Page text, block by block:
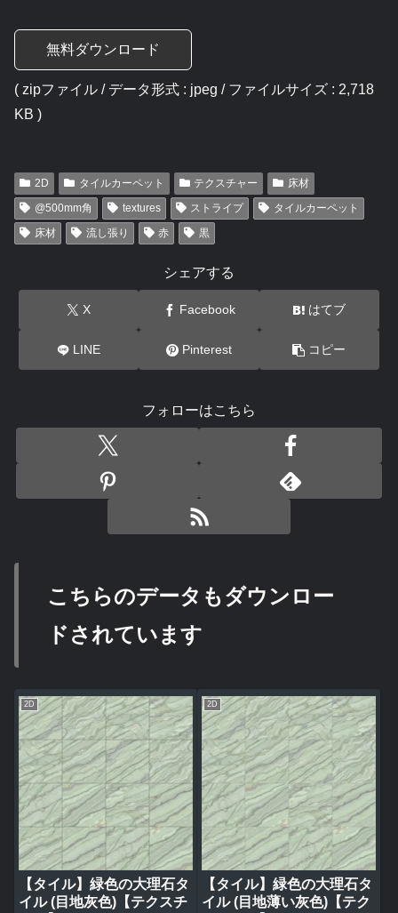
無料ダウンロード
( zipファイル / データ形式 : jpeg / ファイルサイズ : 2,718
KB )
2D タイルカーペット テクスチャー
床材
@500mm角
textures ストライプ
タイルカーペット
床材
流し張り 赤 黒
シェアする
X Facebook はてブ
LINE Pinterest コピー
フォローはこちら
こちらのデータもダウンロー
ドされています
2D
【タイル】緑色の大理石タ
イル (目地灰色)【テクスチ
2D
【タイル】緑色の大理石タ
イル (目地薄い灰色)【テク